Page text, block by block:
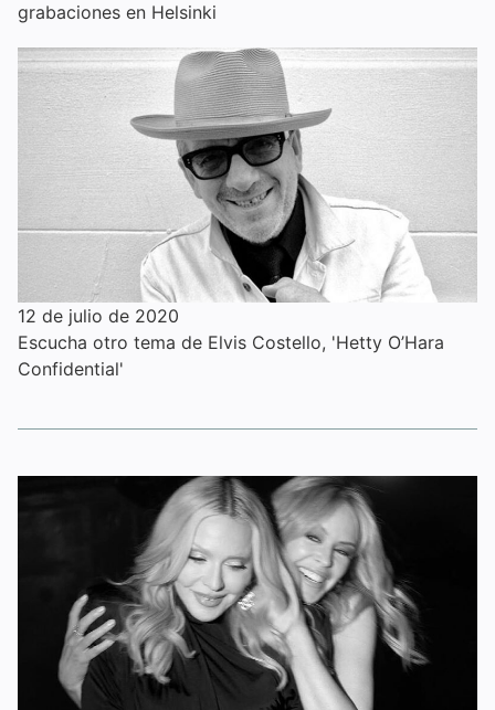
grabaciones en Helsinki
12 de julio de 2020
Escucha otro tema de Elvis Costello, 'Hetty O’Hara
Confidential'